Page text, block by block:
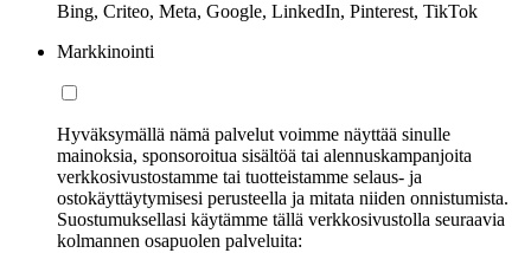
Bing, Criteo, Meta, Google, LinkedIn, Pinterest, TikTok
Markkinointi
Hyväksymällä nämä palvelut voimme näyttää sinulle
mainoksia, sponsoroitua sisältöä tai alennuskampanjoita
verkkosivustostamme tai tuotteistamme selaus- ja
ostokäyttäytymisesi perusteella ja mitata niiden onnistumista.
Suostumuksellasi käytämme tällä verkkosivustolla seuraavia
kolmannen osapuolen palveluita: